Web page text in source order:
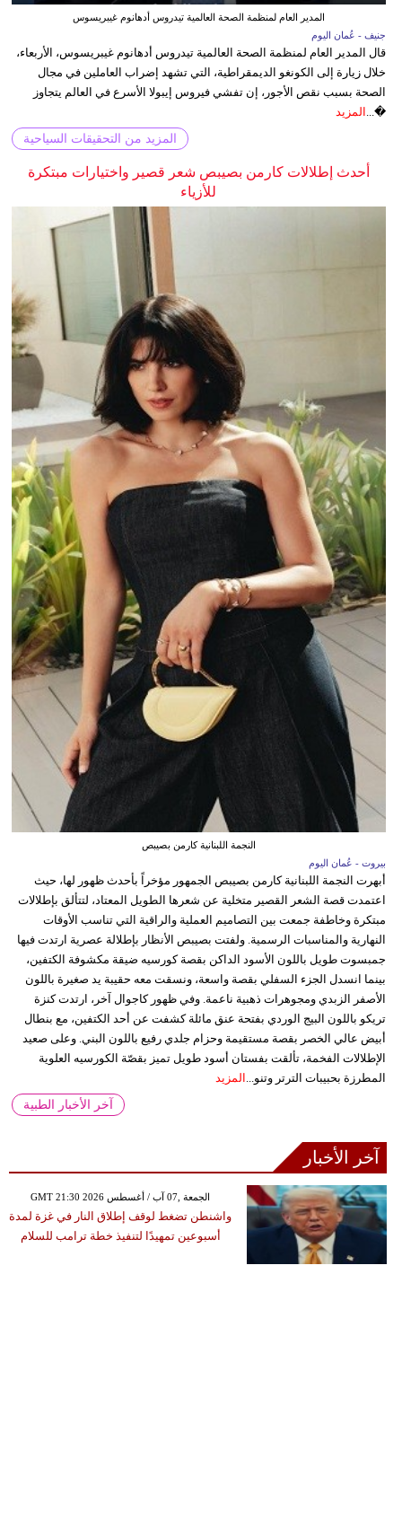
المدير العام لمنظمة الصحة العالمية تيدروس أدهانوم غيبريسوس
جنيف - عُمان اليوم
قال المدير العام لمنظمة الصحة العالمية تيدروس أدهانوم غيبريسوس، الأربعاء،
خلال زيارة إلى الكونغو الديمقراطية، التي تشهد إضراب العاملين في مجال
الصحة بسبب نقص الأجور، إن تفشي فيروس إيبولا الأسرع في العالم يتجاوز
�... المزيد
المزيد من التحقيقات السياحية
أحدث إطلالات كارمن بصيبص شعر قصير واختيارات مبتكرة
للأزياء
النجمة اللبنانية كارمن بصيبص
بيروت - عُمان اليوم
أبهرت النجمة اللبنانية كارمن بصيبص الجمهور مؤخراً بأحدث ظهور لها، حيث
اعتمدت قصة الشعر القصير متخلية عن شعرها الطويل المعتاد، لتتألق بإطلالات
مبتكرة وخاطفة جمعت بين التصاميم العملية والراقية التي تناسب الأوقات
النهارية والمناسبات الرسمية. ولفتت بصيبص الأنظار بإطلالة عصرية ارتدت فيها
جمبسوت طويل باللون الأسود الداكن بقصة كورسيه ضيقة مكشوفة الكتفين،
بينما انسدل الجزء السفلي بقصة واسعة، ونسقت معه حقيبة يد صغيرة باللون
الأصفر الزبدي ومجوهرات ذهبية ناعمة. وفي ظهور كاجوال آخر، ارتدت كنزة
تريكو باللون البيج الوردي بفتحة عنق مائلة كشفت عن أحد الكتفين، مع بنطال
أبيض عالي الخصر بقصة مستقيمة وحزام جلدي رفيع باللون البني. وعلى صعيد
الإطلالات الفخمة، تألقت بفستان أسود طويل تميز بقصّة الكورسيه العلوية
المطرزة بحبيبات الترتر وتنو... المزيد
آخر الأخبار الطبية
آخر الأخبار
GMT 21:30 2026 الجمعة ,07 آب / أغسطس
واشنطن تضغط لوقف إطلاق النار في غزة لمدة
أسبوعين تمهيدًا لتنفيذ خطة ترامب للسلام